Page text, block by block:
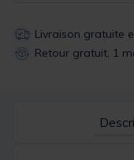
Livraison gratuite
Retour gratuit, 1